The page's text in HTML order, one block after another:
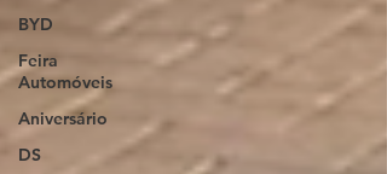
BYD
Feira
Automóveis
Aniversário
DS